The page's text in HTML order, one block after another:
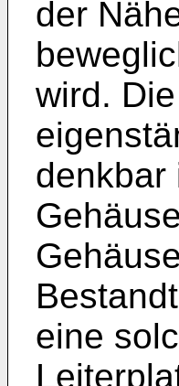
der
wird.
denkbar
eine